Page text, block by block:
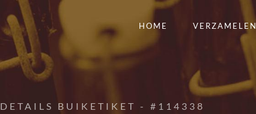
HOME VERZAMELEN
DETAILS BUIKETIKET - #114338